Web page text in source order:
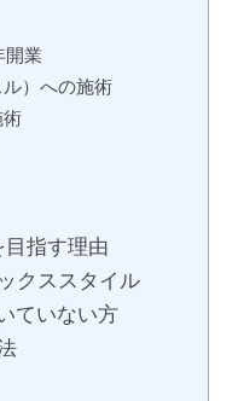
開業
）への施術
術
目指す理由
クススタイル
ていない方